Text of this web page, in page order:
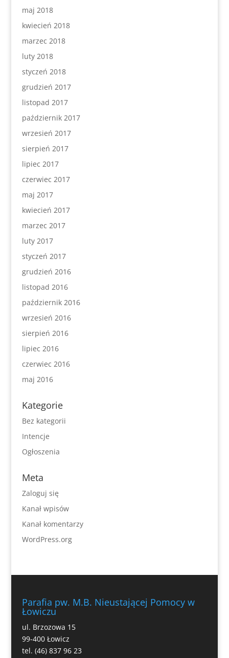
maj 2018
kwiecień 2018
marzec 2018
luty 2018
styczeń 2018
grudzień 2017
listopad 2017
październik 2017
wrzesień 2017
sierpień 2017
lipiec 2017
czerwiec 2017
maj 2017
kwiecień 2017
marzec 2017
luty 2017
styczeń 2017
grudzień 2016
listopad 2016
październik 2016
wrzesień 2016
sierpień 2016
lipiec 2016
czerwiec 2016
maj 2016
Kategorie
Bez kategorii
Intencje
Ogłoszenia
Meta
Zaloguj się
Kanał wpisów
Kanał komentarzy
WordPress.org
Parafia pw. M.B. Nieustającej Pomocy w
Łowiczu
ul. Brzozowa 15
99-400 Łowicz
tel. (46) 837 96 23